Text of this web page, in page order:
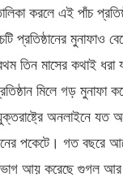
করলে এই পাঁচ
প্রতিষ্ঠানের মুনাফাও
তিন মাসের কথাই ধরা
মিলে গড় মুনাফা
অনলাইনে যত
পকেটে। গত বছরে
ভাগ আয় করেছে গুগল